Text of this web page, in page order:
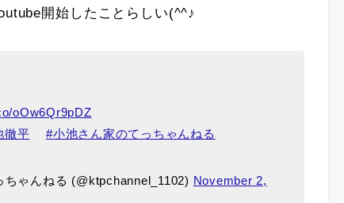
開始したことらしい(^^♪
oOw6Qr9pDZ
徹平
#小池さん家のてっちゃんねる
ゃんねる (@ktpchannel_1102) November 2,